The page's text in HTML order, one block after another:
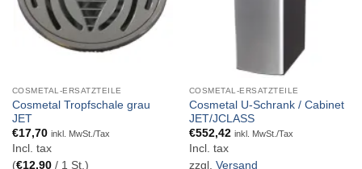
COSMETAL-ERSATZTEILE
Cosmetal Tropfschale grau
JET
€17,70 inkl. MwSt./Tax
Incl. tax
(€12,90/ 1 St.)
COSMETAL-ERSATZTEILE
Cosmetal U-Schrank / Cabinet
JET/JCLASS
€552,42 inkl. MwSt./Tax
Incl. tax
zzgl. Versand